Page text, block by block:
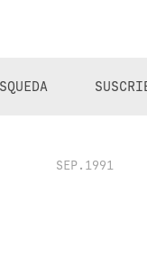
SEP.1991